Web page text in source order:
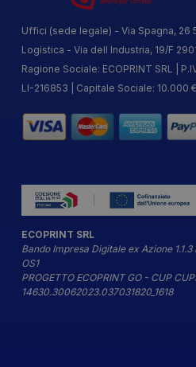
Uffici (sede legale) - Via Spagna, 26
Logistica - Via dell Industria, 19/F
Ragione Sociale: ECOPRINT SRL |
LI-216853 | Capitale Sociale: 10.000 €
ECOPRINT SRL
Bando Impresa Digitale ex Azione 1.1.3
OS1
PROGETTO ECOPRINT GO - CUP
14630.30062023.037031820_1618